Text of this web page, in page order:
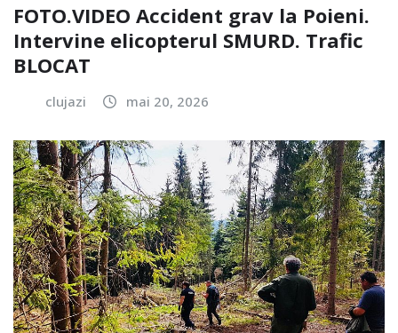
FOTO.VIDEO Accident grav la Poieni.
Intervine elicopterul SMURD. Trafic
BLOCAT
clujazi mai 20, 2026